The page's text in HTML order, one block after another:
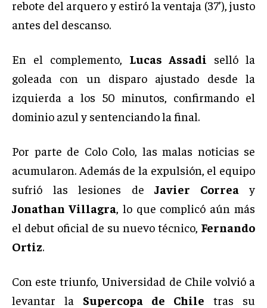
rebote del arquero y estiró la ventaja (37’), justo
antes del descanso.
En el complemento, Lucas Assadi
selló la
goleada con un disparo ajustado desde la
izquierda a los 50 minutos, confirmando el
dominio azul y sentenciando la final.
Por parte de Colo Colo, las malas noticias se
acumularon. Además de la expulsión, el equipo
sufrió las lesiones de Javier Correa y
Jonathan Villagra , lo que complicó aún más
el debut oficial de su nuevo técnico, Fernando
Ortiz.
Con este triunfo, Universidad de Chile volvió a
levantar la Supercopa de Chile tras su